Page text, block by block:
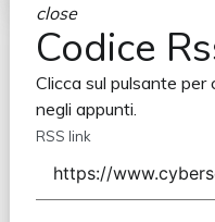
close
Codice
Clicca sul pulsante per
negli appunti.
RSS link